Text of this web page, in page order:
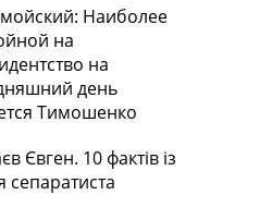
Наиболее
на
на
день
Тимошенко
Євген. 10 фактів із
сепаратиста